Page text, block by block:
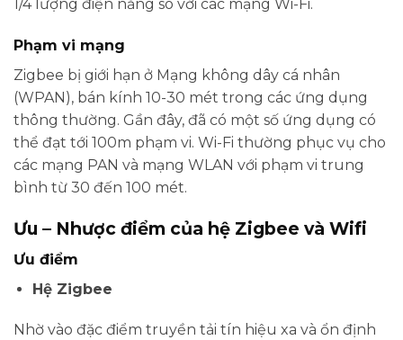
1/4 lượng điện năng so với các mạng Wi-Fi.
Phạm vi mạng
Zigbee bị giới hạn ở Mạng không dây cá nhân
(WPAN), bán kính 10-30 mét trong các ứng dụng
thông thường. Gần đây, đã có một số ứng dụng có
thể đạt tới 100m phạm vi. Wi-Fi thường phục vụ cho
các mạng PAN và mạng WLAN với phạm vi trung
bình từ 30 đến 100 mét.
Ưu – Nhược điểm của hệ Zigbee và Wifi
Ưu điểm
Hệ Zigbee
Nhờ vào đặc điểm truyền tải tín hiệu xa và ổn định